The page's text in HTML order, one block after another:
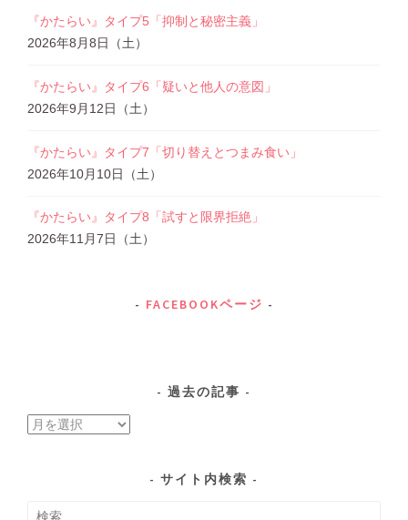
『かたらい』タイプ5「抑制と秘密主義」
2026年8月8日（土）
『かたらい』タイプ6「疑いと他人の意図」
2026年9月12日（土）
『かたらい』タイプ7「切り替えとつまみ食い」
2026年10月10日（土）
『かたらい』タイプ8「試すと限界拒絶」
2026年11月7日（土）
FACEBOOKページ
過去の記事
過
事
サイト内検索
検